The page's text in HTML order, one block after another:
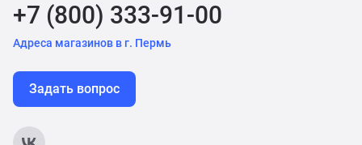
+7 (800) 333-91-00
Адреса магазинов в г. Пермь
Задать вопрос